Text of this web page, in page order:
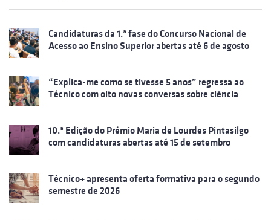
Candidaturas da 1.ª fase do Concurso Nacional de
Acesso ao Ensino Superior abertas até 6 de agosto
“Explica-me como se tivesse 5 anos” regressa ao
Técnico com oito novas conversas sobre ciência
10.ª Edição do Prémio Maria de Lourdes Pintasilgo
com candidaturas abertas até 15 de setembro
Técnico+ apresenta oferta formativa para o segundo
semestre de 2026